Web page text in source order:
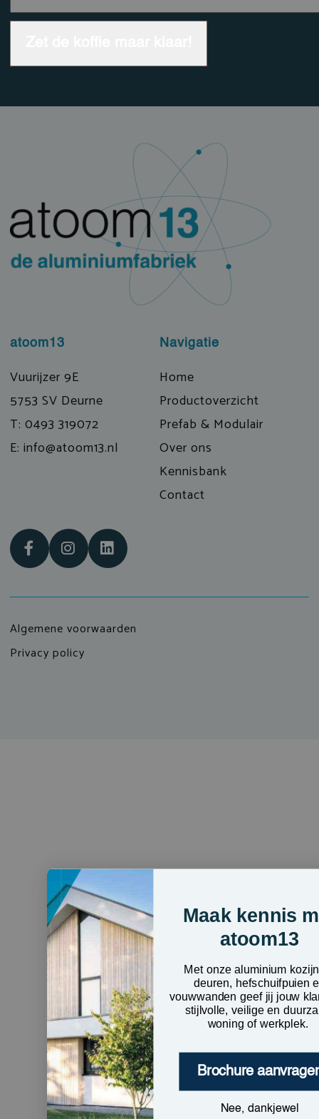
atoom13
Vuurijzer 9E
5753 SV Deurne
T: 0493 319072
E: info@atoom13.nl
Navigatie
Home
Productoverzicht
Prefab & Modulair
Over ons
Kennisbank
Contact
Algemene voorwaarden
Privacy policy
Maak kennis
atoom13
Met onze aluminium
deuren, hefschuifpuien
vouwwanden geef jij jouw
stijlvolle, veilige en
woning of werkplek.
Brochure
Nee, dankjewel